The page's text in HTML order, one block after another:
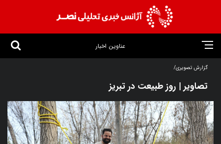
عناوین اخبار
گزارش تصویری/
تصاویر | روز طبیعت در تبریز